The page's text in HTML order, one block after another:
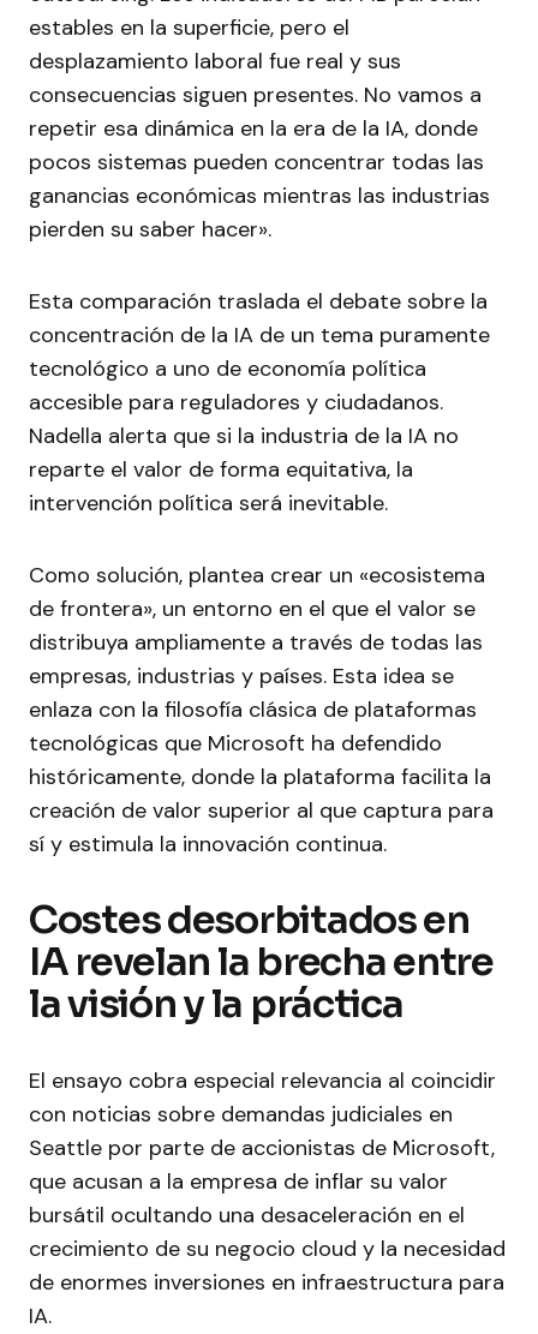
estables en la superficie, pero el
desplazamiento laboral fue real y sus
consecuencias siguen presentes. No vamos a
repetir esa dinámica en la era de la IA, donde
pocos sistemas pueden concentrar todas las
ganancias económicas mientras las industrias
pierden su saber hacer».
Esta comparación traslada el debate sobre la
concentración de la IA de un tema puramente
tecnológico a uno de economía política
accesible para reguladores y ciudadanos.
Nadella alerta que si la industria de la IA no
reparte el valor de forma equitativa, la
intervención política será inevitable.
Como solución, plantea crear un «ecosistema
de frontera», un entorno en el que el valor se
distribuya ampliamente a través de todas las
empresas, industrias y países. Esta idea se
enlaza con la filosofía clásica de plataformas
tecnológicas que Microsoft ha defendido
históricamente, donde la plataforma facilita la
creación de valor superior al que captura para
sí y estimula la innovación continua.
Costes desorbitados en
IA revelan la brecha entre
la visión y la práctica
El ensayo cobra especial relevancia al coincidir
con noticias sobre demandas judiciales en
Seattle por parte de accionistas de Microsoft,
que acusan a la empresa de inflar su valor
bursátil ocultando una desaceleración en el
crecimiento de su negocio cloud y la necesidad
de enormes inversiones en infraestructura para
IA.